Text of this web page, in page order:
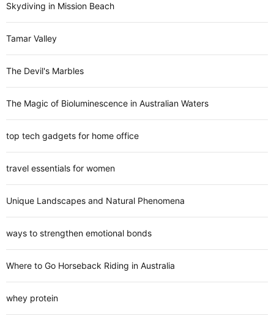
Skydiving in Mission Beach
Tamar Valley
The Devil's Marbles
The Magic of Bioluminescence in Australian Waters
top tech gadgets for home office
travel essentials for women
Unique Landscapes and Natural Phenomena
ways to strengthen emotional bonds
Where to Go Horseback Riding in Australia
whey protein